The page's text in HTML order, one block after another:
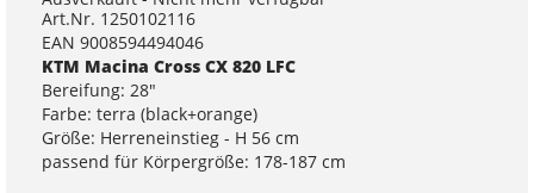
Art.Nr. 1250102116
EAN 9008594494046
KTM Macina Cross CX 820 LFC
Bereifung: 28"
Farbe: terra (black+orange)
Größe: Herreneinstieg - H 56 cm
passend für Körpergröße: 178-187 cm